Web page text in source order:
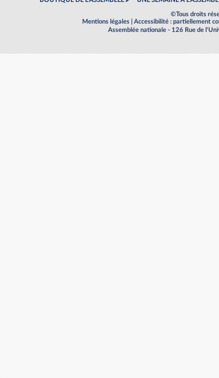
©Tous droits
Mentions légales
Accessibilité : partiellement
Assemblée nationale - 126 Rue de